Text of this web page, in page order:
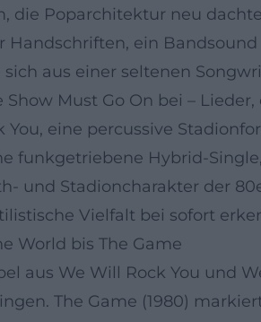
die Poparchitektur neu
Handschriften, ein Bandsound
aus einer seltenen
Show Must Go On bei –
eine percussive
funkgetriebene Hybrid-
und Stadioncharakter der
Vielfalt bei sofort
World bis The Game
aus We Will Rock You und
The Game (1980)